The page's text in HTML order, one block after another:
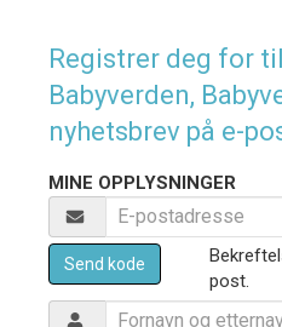
Registrer deg for
Babyverden,
nyhetsbrev på e-
MINE OPPLYSNINGER
Send kode
post.